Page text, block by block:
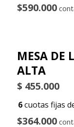
$590.000
MESA DE
ALTA
$ 455.000
6cuotas fijas
$364.000